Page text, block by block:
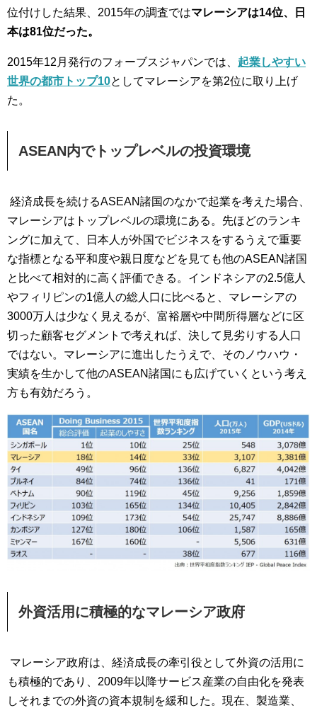
位付けした結果、2015年の調査ではマレーシアは14位、日
本は81位だった。
2015年12月発行のフォーブスジャパンでは、 起業しやすい
世界の都市トップ10としてマレーシアを第2位に取り上げ
た。
ASEAN内でトップレベルの投資環境
経済成長を続けるASEAN諸国のなかで起業を考えた場合、
マレーシアはトップレベルの環境にある。先ほどのランキ
ングに加えて、日本人が外国でビジネスをするうえで重要
な指標となる平和度や親日度などを見ても他のASEAN諸国
と比べて相対的に高く評価できる。インドネシアの2.5億人
やフィリピンの1億人の総人口に比べると、マレーシアの
3000万人は少なく見えるが、富裕層や中間所得層などに区
切った顧客セグメントで考えれば、決して見劣りする人口
ではない。マレーシアに進出したうえで、そのノウハウ・
実績を生かして他のASEAN諸国にも広げていくという考え
方も有効だろう。
外資活用に積極的なマレーシア政府
マレーシア政府は、経済成長の牽引役として外資の活用に
も積極的であり、2009年以降サービス産業の自由化を発表
しそれまでの外資の資本規制を緩和した。現在、製造業、